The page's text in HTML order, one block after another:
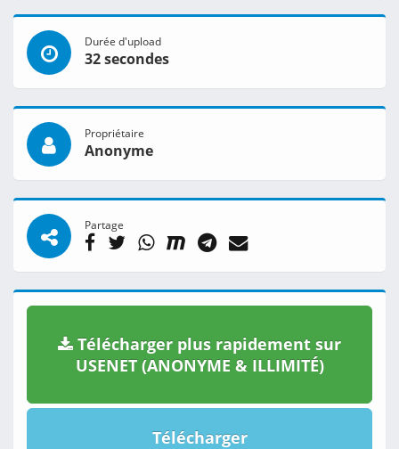
Durée d'upload
32 secondes
Propriétaire
Anonyme
Partage
Télécharger plus rapidement sur
USENET (ANONYME & ILLIMITÉ)
Télécharger